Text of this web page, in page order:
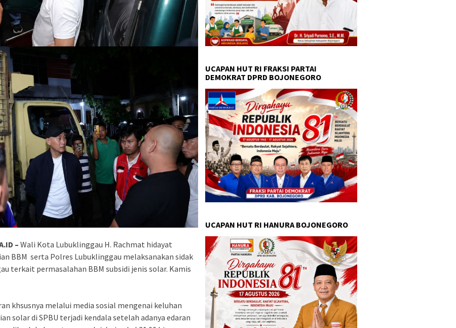
– Wali Kota Lubuklinggau H. Rachmat hidayat
BBM serta Polres Lubuklinggau melaksanakan sidak
terkait permasalahan BBM subsidi jenis solar. Kamis
khsusnya melalui media sosial mengenai keluhan
solar di SPBU terjadi kendala setelah adanya edaran
UCAPAN HUT RI FRAKSI PARTAI
DEMOKRAT DPRD BOJONEGORO
UCAPAN HUT RI HANURA BOJONEGORO